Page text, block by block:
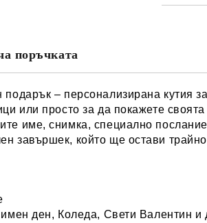
поръчката
– персонализирана кутия
или просто за да покажете
име, снимка, специално
завършек, който ще остави
ден, Коледа, Свети Валентин и